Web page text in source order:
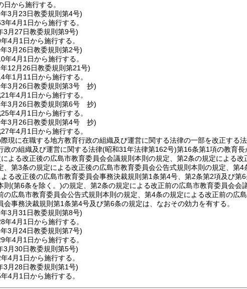
から施行する。
3月23日教委規則第4号)
年4月1日から施行する。
3月27日教委規則第9号)
4月1日から施行する。
3月26日教委規則第2号)
年4月1日から施行する。
12月26日教委規則第21号)
年1月11日から施行する。
3月26日教委規則第3号 抄)
年4月1日から施行する。
3月26日教委規則第6号 抄)
年4月1日から施行する。
3月26日教委規則第4号 抄)
年4月1日から施行する。
現に在職する地方教育行政の組織及び運営に関する法律の一部を改正する
政の組織及び運営に関する法律(昭和31年法律第162号)第16条第1項の教育
よる改正後の広島市教育委員会会議規則本則の規定、第2条の規定による改
、第3条の規定による改正後の広島市教育委員会公告式規則本則の規定、第
る改正後の広島市教育委員会事務決裁規則第1条第4号、第2条第2項及び
則 (第6条を除く。)の規定、第2条の規定による改正前の広島市教育委員会会
の広島市教育委員会公告式規則本則の規定、第4条の規定による改正前の広
会事務決裁規則第1条第4号及び第6条の規定は、なおその効力を有する。
3月31日教委規則第8号)
年4月1日から施行する。
3月24日教委規則第7号)
年4月1日から施行する。
3月30日教委規則第5号)
4月1日から施行する。
3月28日教委規則第1号)
4月1日から施行する。